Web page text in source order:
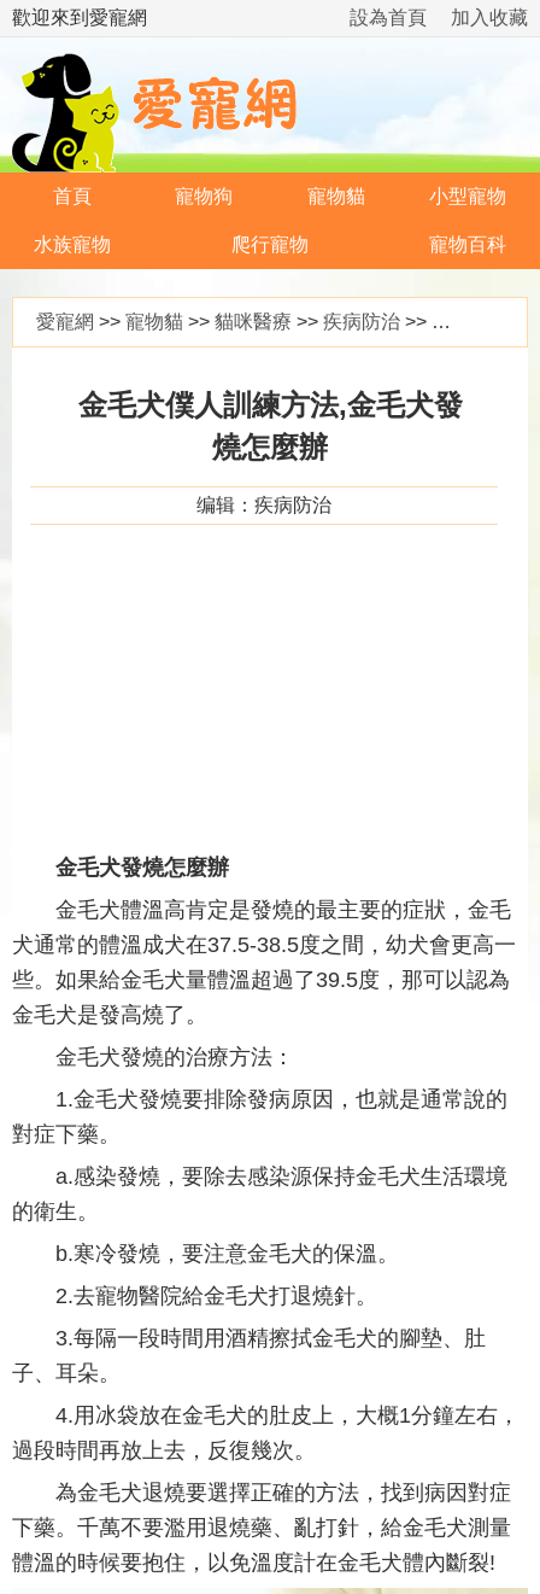
歡迎來到愛寵網 加入收藏
設為首頁
首頁 寵物狗 寵物貓 小型寵物
水族寵物 爬行寵物 寵物百科
愛寵網 >> 寵物貓 >> 貓咪醫療 >> 疾病防治 >> 金毛犬僕人訓練方法,金毛犬發燒怎麼辦
金毛犬僕人訓練方法,金毛犬發
燒怎麼辦
编辑：疾病防治
金毛犬發燒怎麼辦
金毛犬體溫高肯定是發燒的最主要的症狀，金毛
犬通常的體溫成犬在37.5-38.5度之間，幼犬會更高一
些。如果給金毛犬量體溫超過了39.5度，那可以認為
金毛犬是發高燒了。
金毛犬發燒的治療方法：
1.金毛犬發燒要排除發病原因，也就是通常說的
對症下藥。
a.感染發燒，要除去感染源保持金毛犬生活環境
的衛生。
b.寒冷發燒，要注意金毛犬的保溫。
2.去寵物醫院給金毛犬打退燒針。
3.每隔一段時間用酒精擦拭金毛犬的腳墊、肚
子、耳朵。
4.用冰袋放在金毛犬的肚皮上，大概1分鐘左右，
過段時間再放上去，反復幾次。
為金毛犬退燒要選擇正確的方法，找到病因對症
下藥。千萬不要濫用退燒藥、亂打針，給金毛犬測量
體溫的時候要抱住，以免溫度計在金毛犬體內斷裂!